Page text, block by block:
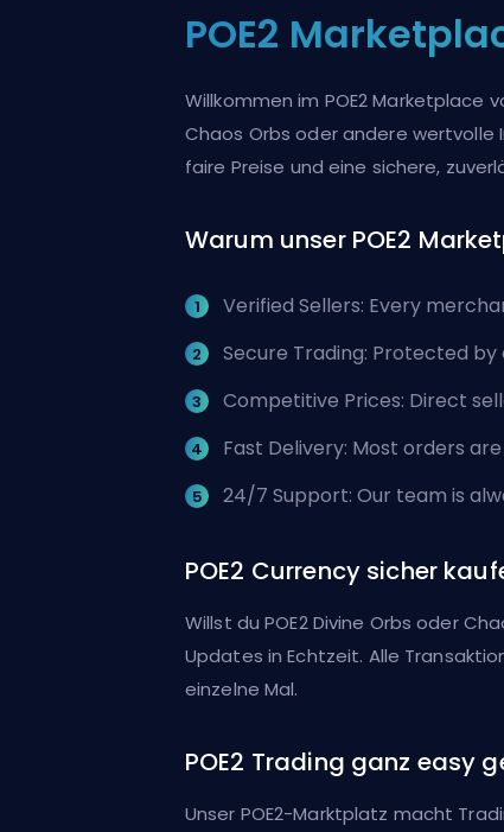
POE2
Willkommen im POE2 Marketplace
Chaos Orbs oder andere
faire Preise und eine sichere,
Warum unser POE2
Verified Sellers: Every
Secure Trading: Protected
Competitive Prices: Direct
Fast Delivery: Most orders
24/7 Support: Our team is
POE2 Currency sicher
Willst du POE2 Divine Orbs oder
Updates in Echtzeit. Alle
einzelne Mal.
POE2 Trading ganz easy
Unser POE2-Marktplatz macht